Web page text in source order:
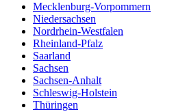
Mecklenburg-Vorpommern
Niedersachsen
Nordrhein-Westfalen
Rheinland-Pfalz
Saarland
Sachsen
Sachsen-Anhalt
Schleswig-Holstein
Thüringen